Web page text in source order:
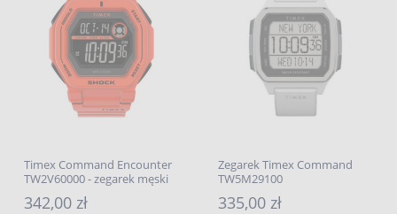
Timex Command Encounter
TW2V60000 - zegarek męski
342,00 zł
Zegarek Timex Command
TW5M29100
335,00 zł